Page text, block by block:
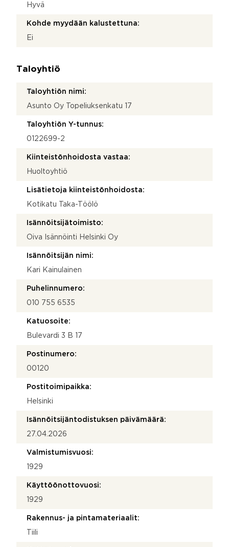
Hyvä
Kohde myydään kalustettuna:
Ei
Taloyhtiö
Taloyhtiön nimi:
Asunto Oy Topeliuksenkatu 17
Taloyhtiön Y-tunnus:
0122699-2
Kiinteistönhoidosta vastaa:
Huoltoyhtiö
Lisätietoja kiinteistönhoidosta:
Kotikatu Taka-Töölö
Isännöitsijätoimisto:
Oiva Isännöinti Helsinki Oy
Isännöitsijän nimi:
Kari Kainulainen
Puhelinnumero:
010 755 6535
Katuosoite:
Bulevardi 3 B 17
Postinumero:
00120
Postitoimipaikka:
Helsinki
Isännöitsijäntodistuksen päivämäärä:
27.04.2026
Valmistumisvuosi:
1929
Käyttöönottovuosi:
1929
Rakennus- ja pintamateriaalit:
Tiili